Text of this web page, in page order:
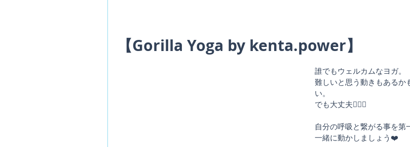
【Gorilla Yoga by kenta.power】
誰でもウェルカムなヨガ。
難しいと思う動きもあるか
い。
でも大丈夫🙆🏽‍♂️
自分の呼吸と繋がる事を第
一緒に動かしましょう❤️